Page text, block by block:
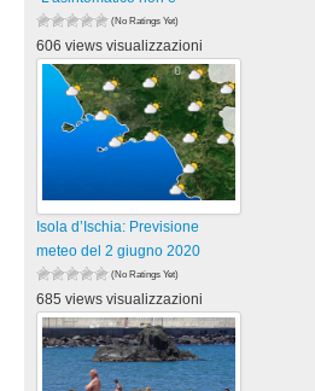
(No Ratings Yet)
606 views visualizzazioni
Isola d’Ischia: Previsione
meteo del 2 giugno 2020
(No Ratings Yet)
685 views visualizzazioni